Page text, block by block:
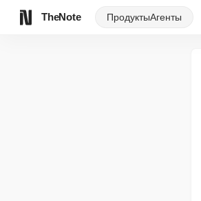
TheNote ПродуктыАгенты